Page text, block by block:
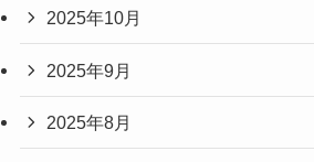
2025年10月
2025年9月
2025年8月